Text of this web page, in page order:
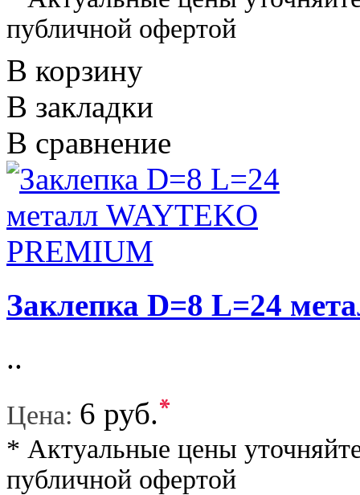
публичной офертой
В корзину
В закладки
В сравнение
Заклепка D=8 L=24
..
Цена: 6 руб.*
* Актуальные цены
публичной офертой